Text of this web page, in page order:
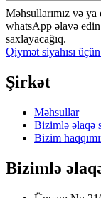
Məhsullarımız və ya
whatsApp əlavə
saxlayacağıq.
Qiymət siyahısı
Şirkət
Məhsullar
Bizimlə əlaqə
Bizim
Bizimlə